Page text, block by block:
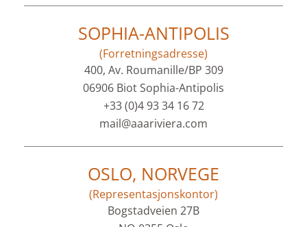
SOPHIA-ANTIPOLIS
(Forretningsadresse)
400, Av. Roumanille/BP 309
06906 Biot Sophia-Antipolis
+33 (0)4 93 34 16 72
mail@aaariviera.com
OSLO, NORVEGE
(Representasjonskontor)
Bogstadveien 27B